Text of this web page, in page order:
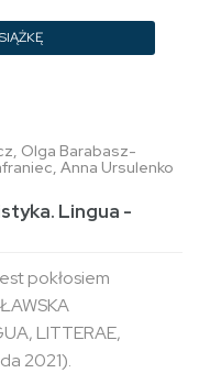
Olga Barabasz-
Anna Ursulenko
Lingua -
pokłosiem
LITTERAE,
2021).